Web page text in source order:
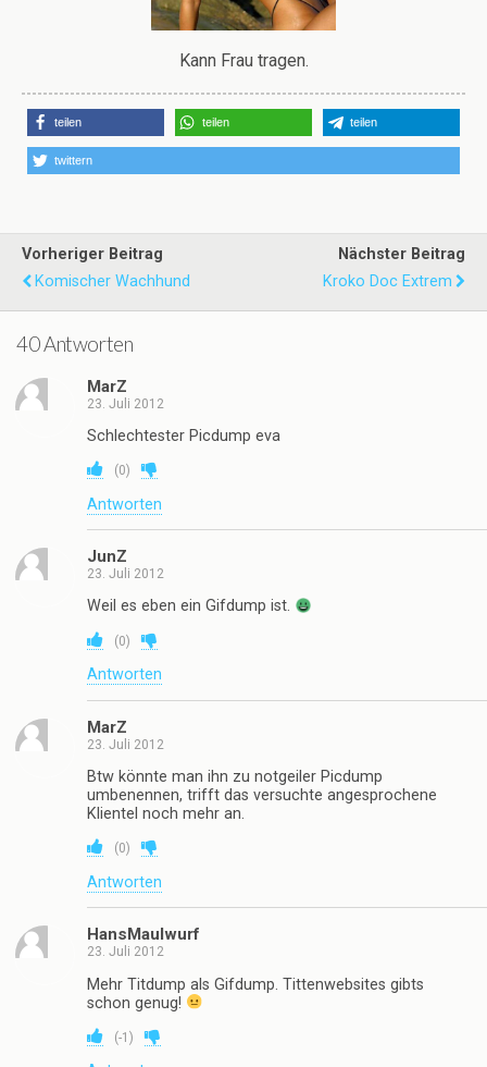
Kann Frau tragen.
teilen teilen teilen
twittern
Vorheriger Beitrag
Komischer Wachhund
Nächster Beitrag
Kroko Doc Extrem
40 Antworten
MarZ
23. Juli 2012
Schlechtester Picdump eva
(0)
Antworten
JunZ
23. Juli 2012
Weil es eben ein Gifdump ist.
(0)
Antworten
MarZ
23. Juli 2012
Btw könnte man ihn zu notgeiler Picdump
umbenennen, trifft das versuchte angesprochene
Klientel noch mehr an.
(0)
Antworten
HansMaulwurf
23. Juli 2012
Mehr Titdump als Gifdump. Tittenwebsites gibts
schon genug!
(-1 )